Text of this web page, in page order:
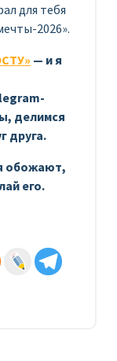
для тебя
2026».
— и я
делимся
друга.
обожают,
его.